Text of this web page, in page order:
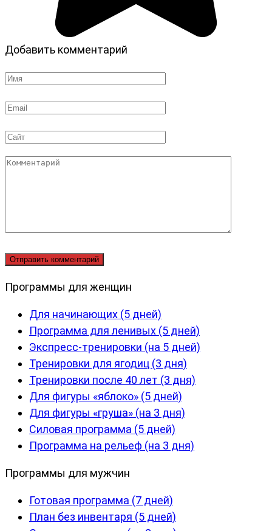
Добавить комментарий
Имя
Email
Сайт
Комментарий
Программы для женщин
Для начинающих (5 дней)
Программа для ленивых (5 дней)
Экспресс-тренировки (на 5 дней)
Тренировки для ягодиц (3 дня)
Тренировки после 40 лет (3 дня)
Для фигуры «яблоко» (5 дней)
Для фигуры «груша» (на 3 дня)
Силовая программа (5 дней)
Программа на рельеф (на 3 дня)
Программы для мужчин
Готовая программа (7 дней)
План без инвентаря (5 дней)